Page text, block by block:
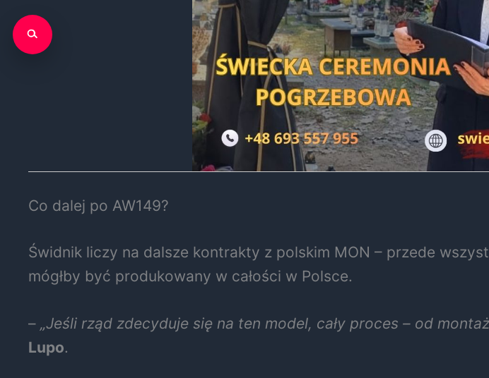
Co dalej po AW149?
Świdnik liczy na dalsze kontrakty z polskim MON – przede
mógłby być produkowany w całości w Polsce.
– „Jeśli rząd zdecyduje się na ten model, cały proces – od
Lupo.